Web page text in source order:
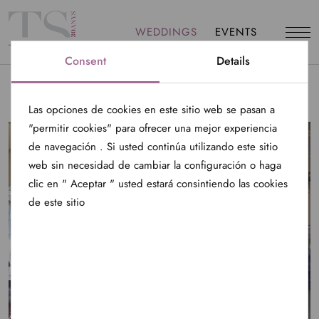
WEDDINGS EVENTS
Consent Details
Las opciones de cookies en este sitio web se pasan a
"permitir cookies" para ofrecer una mejor experiencia
de navegación . Si usted continúa utilizando este sitio
web sin necesidad de cambiar la configuración o haga
clic en " Aceptar " usted estará consintiendo las cookies
de este sitio